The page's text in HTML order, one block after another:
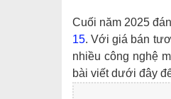
Cuối năm 2025
15. Với giá bán
nhiều công nghệ
bài viết dưới đây